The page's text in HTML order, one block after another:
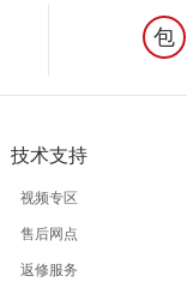
包
技术支持
视频专区
售后网点
返修服务